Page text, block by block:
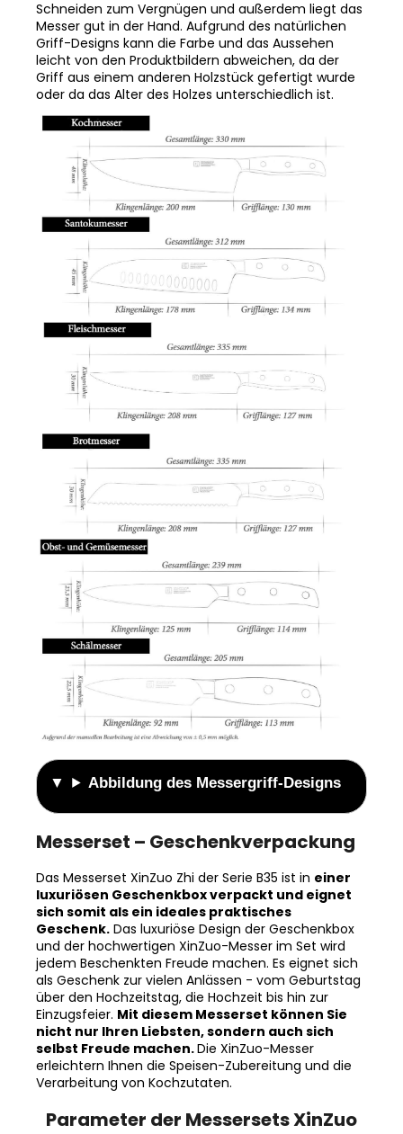
Schneiden zum Vergnügen und außerdem liegt das
Messer gut in der Hand. Aufgrund des natürlichen
Griff-Designs kann die Farbe und das Aussehen
leicht von den Produktbildern abweichen, da der
Griff aus einem anderen Holzstück gefertigt wurde
oder da das Alter des Holzes unterschiedlich ist.
Abbildung des Messergriff-Designs
Messerset – Geschenkverpackung
Das Messerset XinZuo Zhi der Serie B35 ist in einer
luxuriösen Geschenkbox verpackt und eignet
sich somit als ein ideales praktisches
Geschenk. Das luxuriöse Design der Geschenkbox
und der hochwertigen XinZuo-Messer im Set wird
jedem Beschenkten Freude machen. Es eignet sich
als Geschenk zur vielen Anlässen - vom Geburtstag
über den Hochzeitstag, die Hochzeit bis hin zur
Einzugsfeier. Mit diesem Messerset können Sie
nicht nur Ihren Liebsten, sondern auch sich
selbst Freude machen.Die XinZuo-Messer
erleichtern Ihnen die Speisen-Zubereitung und die
Verarbeitung von Kochzutaten.
Parameter der Messersets XinZuo